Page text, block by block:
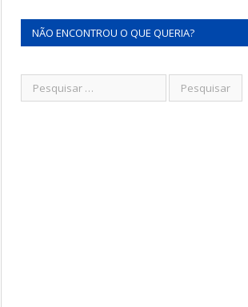
NÃO ENCONTROU O QUE QUERIA?